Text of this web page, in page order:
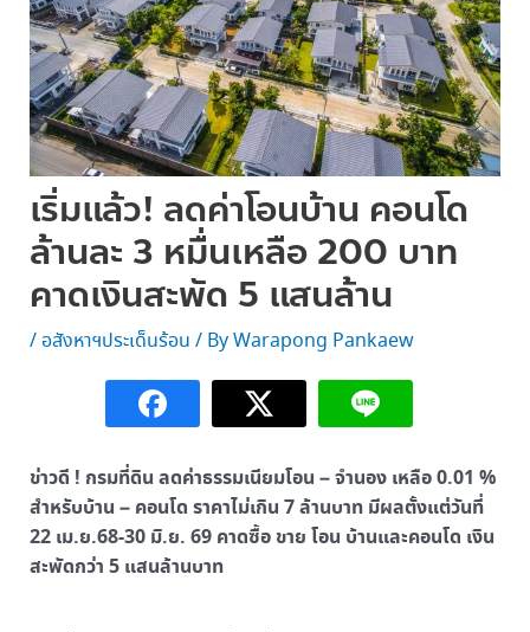
เริ่มแล้ว! ลดค่าโอนบ้าน คอนโด
ล้านละ 3 หมื่นเหลือ 200 บาท
คาดเงินสะพัด 5 แสนล้าน
/ อสังหาฯประเด็นร้อน / ByWarapong Pankaew
ข่าวดี ! กรมที่ดิน ลดค่าธรรมเนียมโอน – จำนอง เหลือ 0.01 %
สำหรับบ้าน – คอนโด ราคาไม่เกิน 7 ล้านบาท มีผลตั้งแต่วันที่
22 เม.ย.68-30 มิ.ย. 69 คาดซื้อ ขาย โอน บ้านและคอนโด เงิน
สะพัดกว่า 5 แสนล้านบาท